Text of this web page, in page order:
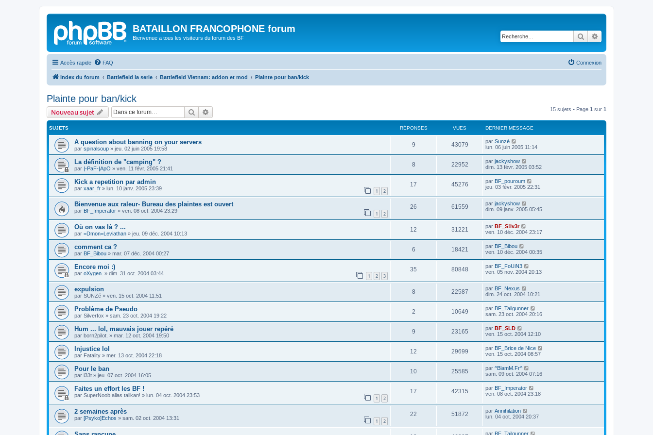
BATAILLON FRANCOPHONE forum
Bienvenue a tous les visiteurs du forum des BF Rechercher
Accès rapide FAQ Connexion
Index du forum Battlefield la serie Battlefield Vietnam: addon et mod Plainte pour ban/kick
Plainte pour ban/kick
Nouveau sujet Rechercher 15 sujets • Page 1 sur 1
SUJETS RÉPONSES VUES DERNIER MESSAGE
A question about banning on your servers
par spinalsoup » jeu. 02 juin 2005 19:58
9 43079 par Sunzé
lun. 06 juin 2005 11:14
La définition de "camping" ?
par |-PaF-|ApO » ven. 11 févr. 2005 21:41
8 22952 par jackyshow
dim. 13 févr. 2005 03:52
Kick a repetition par admin
par xaar_fr » lun. 10 janv. 2005 23:39 1 2
17 45276 par BF_pouroum
jeu. 03 févr. 2005 22:31
Bienvenue aux raleur- Bureau des plaintes est ouvert
par BF_Imperator » ven. 08 oct. 2004 23:29 1 2
26 61559 par jackyshow
dim. 09 janv. 2005 05:45
Où on vas là ? ...
par =Dmon=Leviathan » jeu. 09 déc. 2004 10:13
12 31221 par BF_S!lv3r
ven. 10 déc. 2004 23:17
comment ca ?
par BF_Bibou » mar. 07 déc. 2004 00:27
6 18421 par BF_Bibou
ven. 10 déc. 2004 00:35
Encore moi :)
par oXygen. » dim. 31 oct. 2004 03:44 1 2 3
35 80848 par BF_FoUiN3
ven. 05 nov. 2004 20:13
expulsion
par SUNZé » ven. 15 oct. 2004 11:51
8 22587 par BF_Nexus
dim. 24 oct. 2004 10:21
Problème de Pseudo
par Silverfox » sam. 23 oct. 2004 19:22
2 10649 par BF_Tailgunner
sam. 23 oct. 2004 20:16
Hum ... lol, mauvais jouer repéré
par born2pilot. » mar. 12 oct. 2004 19:50
9 23165 par BF_SLD
ven. 15 oct. 2004 12:10
Injustice lol
par Fatality » mer. 13 oct. 2004 22:18
12 29699 par BF_Brice de Nice
ven. 15 oct. 2004 08:57
Pour le ban
par l33t » jeu. 07 oct. 2004 16:05
10 25585 par ^BlamM.Fr^
sam. 09 oct. 2004 07:16
Faites un effort les BF !
par SuperNoob alias talikan! » lun. 04 oct. 2004 23:53 1 2
17 42315 par BF_Imperator
ven. 08 oct. 2004 23:18
2 semaines après
par [Psyko]Echos » sam. 02 oct. 2004 13:31 1 2
22 51872 par Annihilation
lun. 04 oct. 2004 20:37
par BF_Tailgunner